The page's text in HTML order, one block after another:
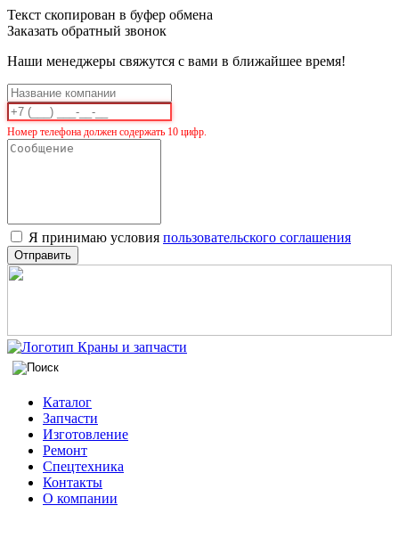
Текст скопирован в буфер обмена
Заказать обратный звонок
Наши менеджеры свяжутся с вами в ближайшее время!
Номер телефона должен содержать 10 цифр.
Я принимаю условия пользовательского соглашения
Отправить
Каталог
Запчасти
Изготовление
Ремонт
Спецтехника
Контакты
О компании